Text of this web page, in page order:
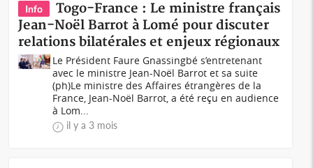
Info
Togo-France : Le ministre français
Jean-Noël Barrot à Lomé pour discuter
relations bilatérales et enjeux régionaux
Le Président Faure Gnassingbé s’entretenant
avec le ministre Jean-Noël Barrot et sa suite
(ph)Le ministre des Affaires étrangères de la
France, Jean-Noël Barrot, a été reçu en audience
à Lom...
il y a 3 mois